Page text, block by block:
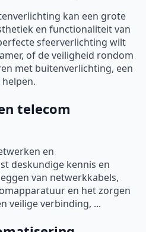
kan een grote
en functionaliteit van
sfeerverlichting wilt
of de veiligheid rondom
met buitenverlichting, een
telecom
en
deskundige kennis en
van netwerkkabels,
en het zorgen
veilige verbinding, ...